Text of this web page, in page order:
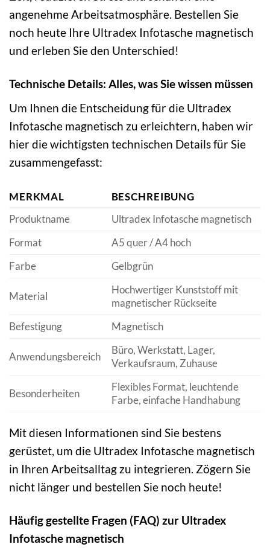
angenehme Arbeitsatmosphäre. Bestellen Sie
noch heute Ihre Ultradex Infotasche magnetisch
und erleben Sie den Unterschied!
Technische Details: Alles, was Sie wissen müssen
Um Ihnen die Entscheidung für die Ultradex
Infotasche magnetisch zu erleichtern, haben wir
hier die wichtigsten technischen Details für Sie
zusammengefasst:
MERKMAL
BESCHREIBUNG
Produktname
Ultradex Infotasche magnetisch
Format
A5 quer / A4 hoch
Farbe
Gelbgrün
Material
Hochwertiger Kunststoff mit
magnetischer Rückseite
Befestigung
Magnetisch
Anwendungsbereich
Büro, Werkstatt, Lager,
Verkaufsraum, Zuhause
Besonderheiten
Flexibles Format, leuchtende
Farbe, einfache Handhabung
Mit diesen Informationen sind Sie bestens
gerüstet, um die Ultradex Infotasche magnetisch
in Ihren Arbeitsalltag zu integrieren. Zögern Sie
nicht länger und bestellen Sie noch heute!
Häufig gestellte Fragen (FAQ) zur Ultradex
Infotasche magnetisch